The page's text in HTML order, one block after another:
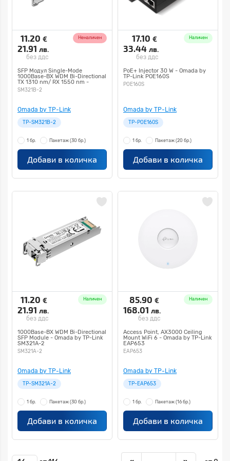
11.20 €
21.91 лв.
без ддс
Неналичен
SFP Модул Single-Mode
1000Base-BX WDM Bi-Directional
TX 1310 nm/ RX 1550 nm -
Omada by TP-Link SM321B-2
SM321B-2
Omada by TP-Link
TP-SM321B-2
1 бр. Пакетаж (30 бр.)
Добави в количка
17.10 €
33.44 лв.
без ддс
Наличен
PoE+ Injector 30 W - Omada by
TP-Link POE160S
POE160S
Omada by TP-Link
TP-POE160S
1 бр. Пакетаж (20 бр.)
Добави в количка
11.20 €
21.91 лв.
без ддс
Наличен
1000Base-BX WDM Bi-Directional
SFP Module - Omada by TP-Link
SM321A-2
SM321A-2
Omada by TP-Link
TP-SM321A-2
1 бр. Пакетаж (30 бр.)
Добави в количка
85.90 €
168.01 лв.
без ддс
Наличен
Access Point, AX3000 Ceiling
Mount WiFi 6 - Omada by TP-Link
EAP653
EAP653
Omada by TP-Link
TP-EAP653
1 бр. Пакетаж (16 бр.)
Добави в количка